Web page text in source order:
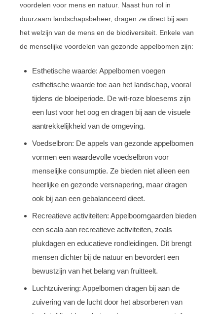
voordelen voor mens en natuur. Naast hun rol in
duurzaam landschapsbeheer, dragen ze direct bij aan
het welzijn van de mens en de biodiversiteit. Enkele van
de menselijke voordelen van gezonde appelbomen zijn:
Esthetische waarde: Appelbomen voegen
esthetische waarde toe aan het landschap, vooral
tijdens de bloeiperiode. De wit-roze bloesems zijn
een lust voor het oog en dragen bij aan de visuele
aantrekkelijkheid van de omgeving.
Voedselbron: De appels van gezonde appelbomen
vormen een waardevolle voedselbron voor
menselijke consumptie. Ze bieden niet alleen een
heerlijke en gezonde versnapering, maar dragen
ook bij aan een gebalanceerd dieet.
Recreatieve activiteiten: Appelboomgaarden bieden
een scala aan recreatieve activiteiten, zoals
plukdagen en educatieve rondleidingen. Dit brengt
mensen dichter bij de natuur en bevordert een
bewustzijn van het belang van fruitteelt.
Luchtzuivering: Appelbomen dragen bij aan de
zuivering van de lucht door het absorberen van